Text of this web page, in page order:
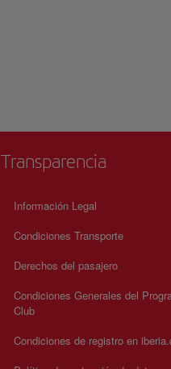
Transparencia
Información Legal
Condiciones Transporte
Derechos del pasajero
Condiciones Generales del
Club
Condiciones de registro en